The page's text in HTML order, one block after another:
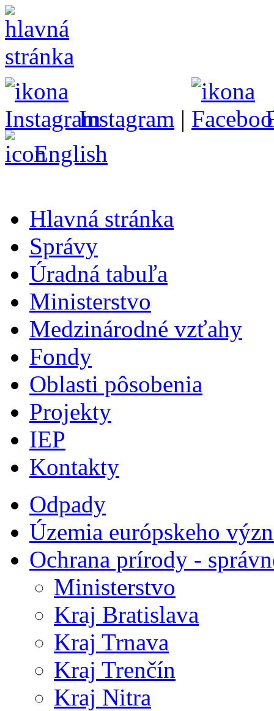
Instagram |
English
Hlavná stránka
Správy
Úradná tabuľa
Ministerstvo
Medzinárodné vzťahy
Fondy
Oblasti pôsobenia
Projekty
IEP
Kontakty
Odpady
Územia európskeho
Ochrana prírody -
Ministerstvo
Kraj Bratislava
Kraj Trnava
Kraj Trenčín
Kraj Nitra